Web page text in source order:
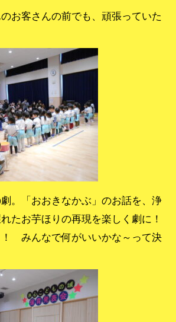
お客さんの前でも、頑張っていた
。「おおきなかぶ」のお話を、浄
たお芋ほりの再現を楽しく劇に！
！ みんなで何がいいかな～って決